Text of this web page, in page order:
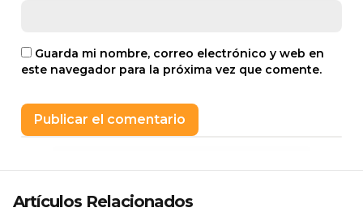
Guarda mi nombre, correo electrónico y web en
este navegador para la próxima vez que comente.
Artículos Relacionados